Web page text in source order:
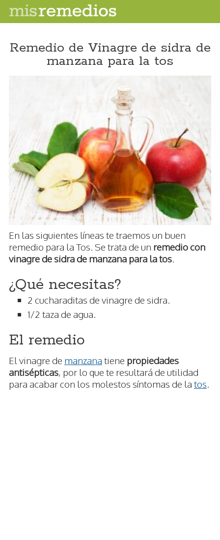
Remedio de Vinagre de sidra de
manzana para la tos
En las siguientes líneas te traemos un buen
remedio para la Tos. Se trata de un remedio con
vinagre de sidra de manzana para la tos
¿Qué necesitas?
2 cucharaditas de vinagre de sidra.
1/2 taza de agua.
El remedio
El vinagre de manzana tiene propiedades
antisépticas, por lo que te resultará de utilidad
para acabar con los molestos síntomas de la tos